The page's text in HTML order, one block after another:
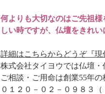
何よりも大切なのはご先祖
しい時ですが、仏壇をきれ
詳細はこちらからどうぞ『
株式会社タイヨウでは仏壇・
ご相談・ご用命は創業55年
０１２０－０２－０９８３